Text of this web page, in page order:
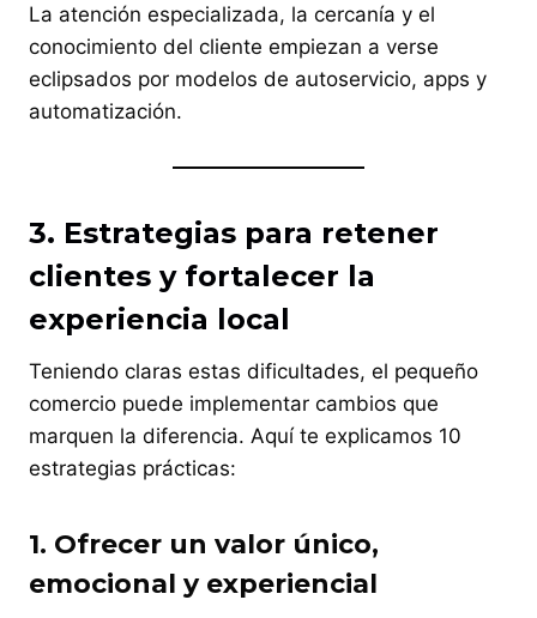
La atención especializada, la cercanía y el
conocimiento del cliente empiezan a verse
eclipsados por modelos de autoservicio, apps y
automatización.
3. Estrategias para retener
clientes y fortalecer la
experiencia local
Teniendo claras estas dificultades, el pequeño
comercio puede implementar cambios que
marquen la diferencia. Aquí te explicamos 10
estrategias prácticas:
1. Ofrecer un valor único,
emocional y experiencial